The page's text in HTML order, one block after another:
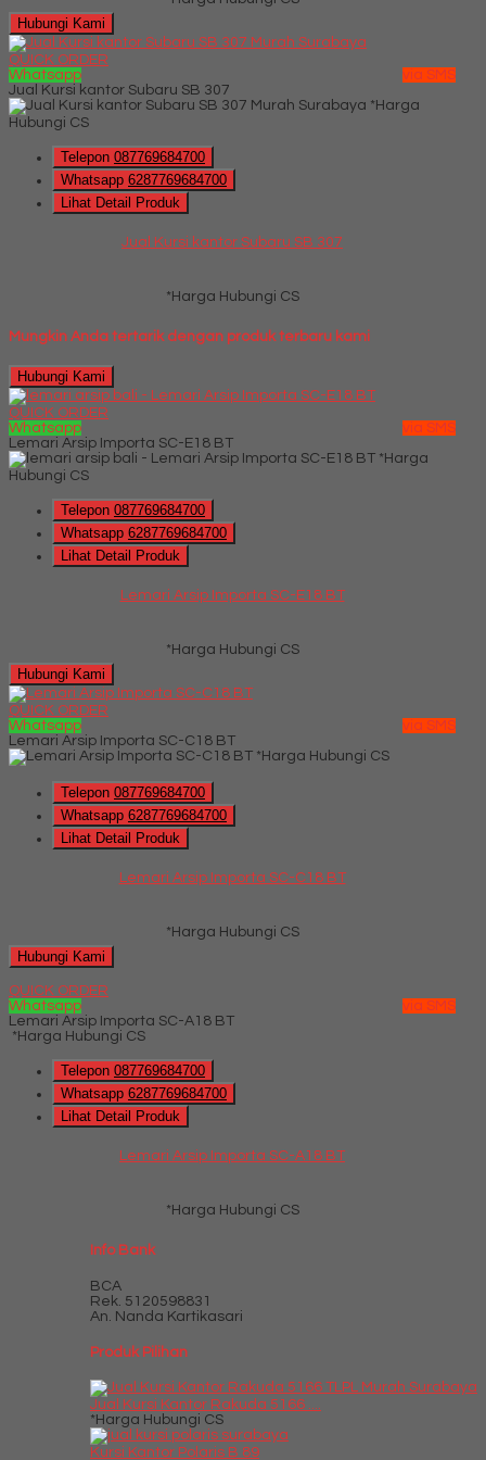
Hubungi Kami
QUICK ORDER
Whatsapp
via SMS
Jual Kursi kantor Subaru SB 307
*Harga
Hubungi CS
Telepon 087769684700
Whatsapp 6287769684700
Lihat Detail Produk
Jual Kursi kantor Subaru SB 307
*Harga Hubungi CS
Mungkin Anda tertarik dengan produk terbaru kami
Hubungi Kami
QUICK ORDER
Whatsapp
via SMS
Lemari Arsip Importa SC-E18 BT
*Harga
Hubungi CS
Telepon 087769684700
Whatsapp 6287769684700
Lihat Detail Produk
Lemari Arsip Importa SC-E18 BT
*Harga Hubungi CS
Hubungi Kami
QUICK ORDER
Whatsapp
via SMS
Lemari Arsip Importa SC-C18 BT
*Harga Hubungi CS
Telepon 087769684700
Whatsapp 6287769684700
Lihat Detail Produk
Lemari Arsip Importa SC-C18 BT
*Harga Hubungi CS
Hubungi Kami
QUICK ORDER
Whatsapp
via SMS
Lemari Arsip Importa SC-A18 BT
*Harga Hubungi CS
Telepon 087769684700
Whatsapp 6287769684700
Lihat Detail Produk
Lemari Arsip Importa SC-A18 BT
*Harga Hubungi CS
Info Bank
BCA
Rek. 5120598831
An. Nanda Kartikasari
Produk Pilihan
Jual Kursi Kantor Rakuda 5166 ....
*Harga Hubungi CS
Kursi Kantor Polaris B 89